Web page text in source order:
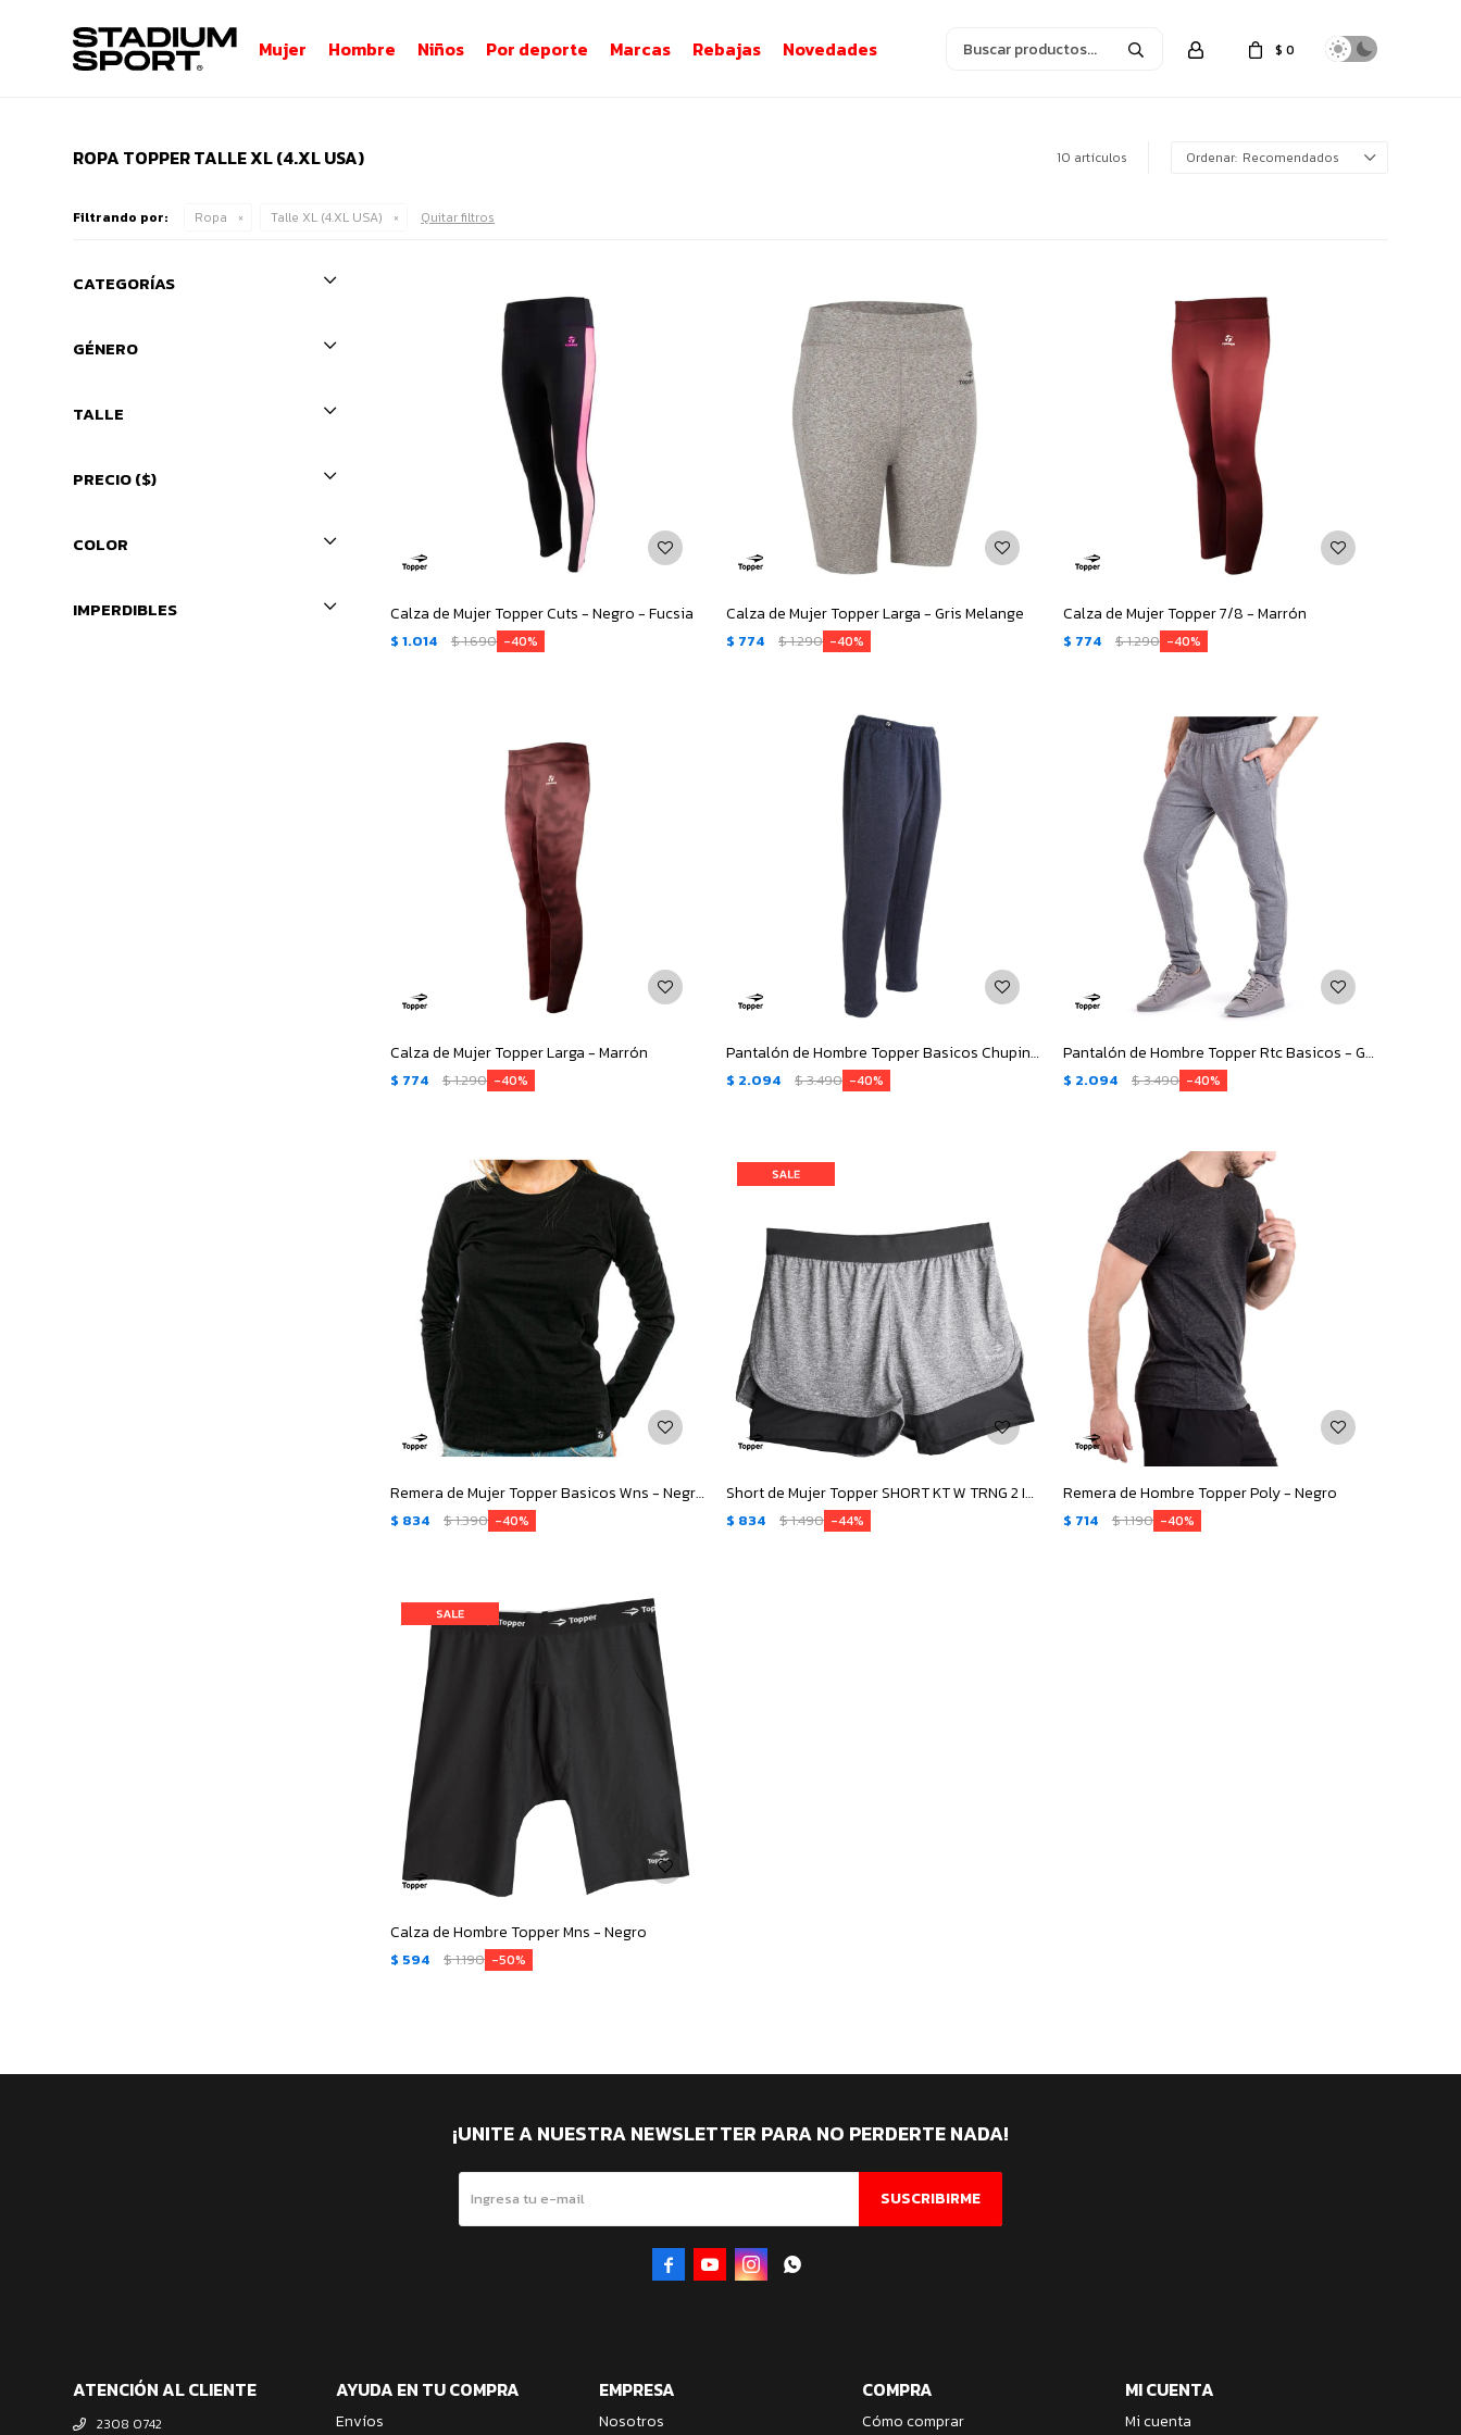
Mujer Hombre Niños Por deporte Marcas Rebajas Novedades $ 0
ROPA TOPPER TALLE XL (4.XL USA) 10 artículos Recomendados
Filtrando por: Ropa Talle XL (4.XL USA) Quitar filtros
Calza de Mujer Topper Cuts - Negro - Fucsia
$ 1.014 $1.690 40
Calza de Mujer Topper Larga - Gris Melange
$ 774 $1.290 40
Calza de Mujer Topper 7/8 - Marrón
$ 774 $1.290 40
Calza de Mujer Topper Larga - Marrón
$ 774 $1.290 40
Pantalón de Hombre Topper Basicos Chupin - Azul Marino
$ 2.094 $3.490 40
Pantalón de Hombre Topper Rtc Basicos - Gris
$ 2.094 $3.490 40
Remera de Mujer Topper Basicos Wns - Negro
$ 834 $1.390 40
Short de Mujer Topper SHORT KT W TRNG 2 IN 1 - Negro Melange
$ 834 $1.490 44
Remera de Hombre Topper Poly - Negro
$ 714 $1.190 40
Calza de Hombre Topper Mns - Negro
$ 594 $1.190 50
CATEGORÍAS
GÉNERO
TALLE
PRECIO($)
COLOR
IMPERDIBLES
ATENCIÓN AL CLIENTE
2308 0742
AYUDA EN TU COMPRA
Envíos
EMPRESA
Nosotros
COMPRA
Cómo comprar
MI CUENTA
Mi cuenta
¡UNITE A NUESTRA NEWSLETTER PARA NO PERDERTE NADA!
SUSCRIBIRME
   